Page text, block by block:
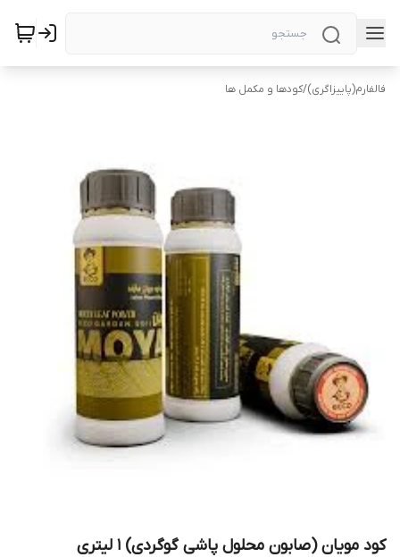
فالفارم(پاییزاگری)/کودها و مکمل ها
کود مویان (صابون محلول پاشی گوگردی) ۱ لیتری